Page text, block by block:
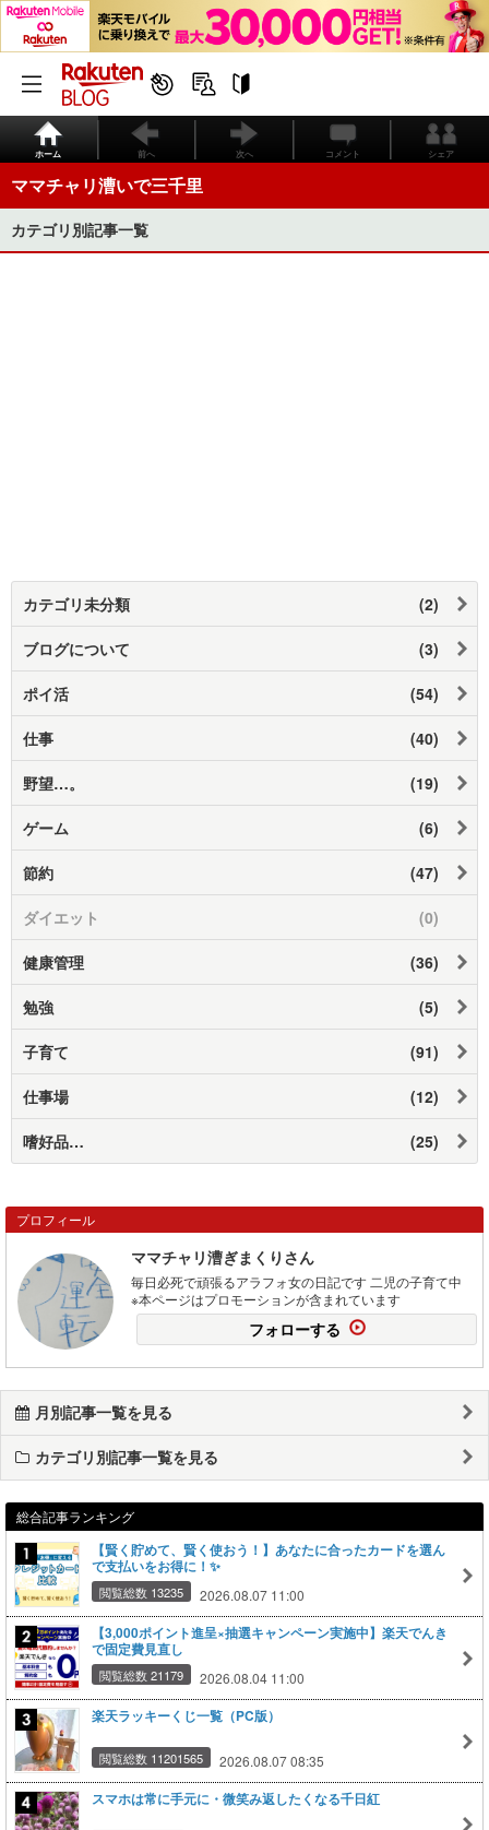
ホーム 前へ 次へ コメント シェア
ママチャリ漕いで三千里
カテゴリ別記事一覧
カテゴリ未分類 (2)
ブログについて (3)
ポイ活 (54)
仕事 (40)
野望…。 (19)
ゲーム (6)
節約 (47)
ダイエット (0)
健康管理 (36)
勉強 (5)
子育て (91)
仕事場 (12)
嗜好品… (25)
プロフィール
ママチャリ漕ぎまくりさん
毎日必死で頑張るアラフォ女の日記です 二児の子育て中
※本ページはプロモーションが含まれています
フォローする
月別記事一覧を見る
カテゴリ別記事一覧を見る
総合記事ランキング
【賢く貯めて、賢く使おう！】あなたに合ったカードを選ん
で支払いをお得に！✨
閲覧総数 13235 2026.08.07 11:00
【3,000ポイント進呈×抽選キャンペーン実施中】楽天でんき
で固定費見直し
閲覧総数 21179 2026.08.04 11:00
楽天ラッキーくじ一覧（PC版）
閲覧総数 11201565 2026.08.07 08:35
スマホは常に手元に・微笑み返したくなる千日紅